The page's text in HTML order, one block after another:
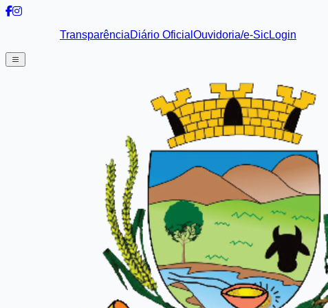
TransparênciaDiário Oficial Ouvidoria/e-SicLogin